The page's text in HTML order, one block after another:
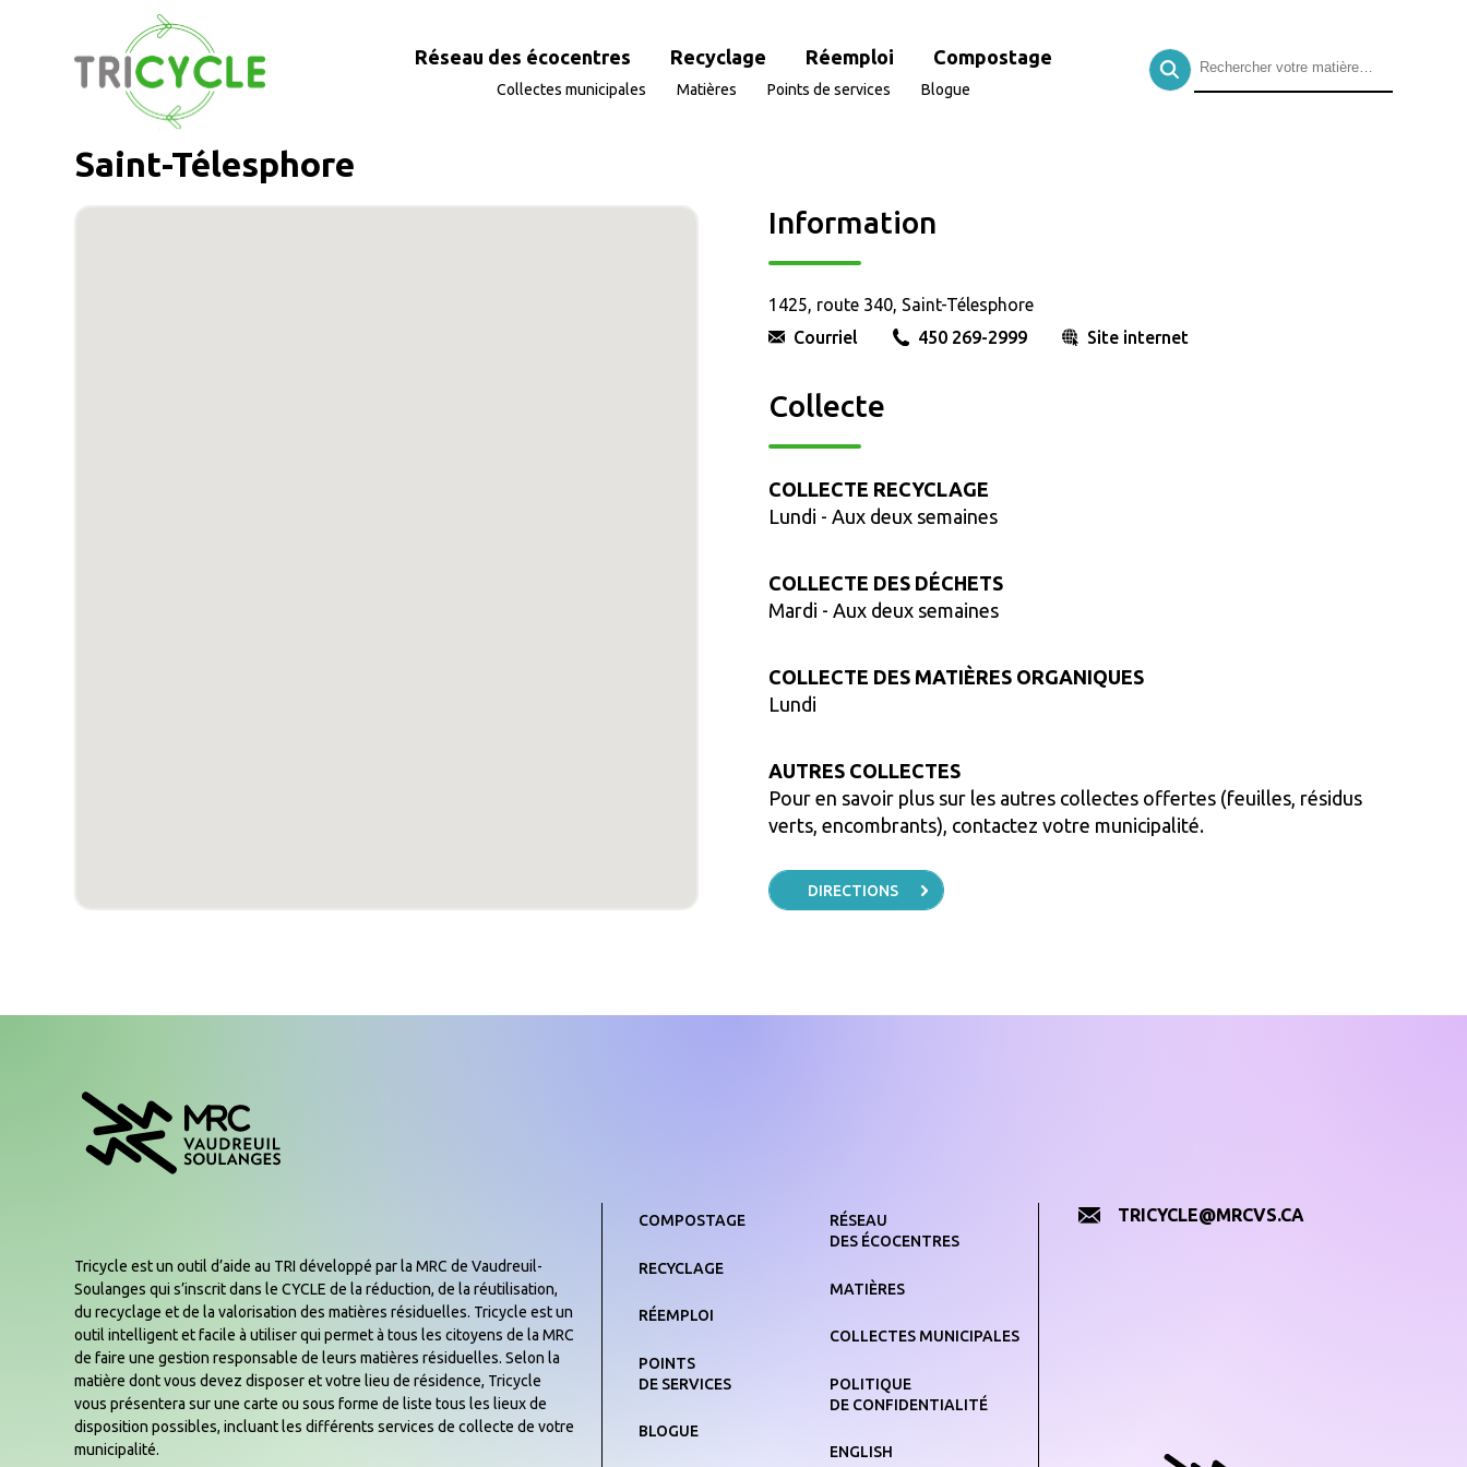
Réseau des écocentres Recyclage Réemploi Compostage
Collectes municipales Matières Points de services Blogue
Saint-Télesphore
Information
1425, route 340, Saint-Télesphore
Courriel
450 269-2999 Site internet
Collecte
COLLECTE RECYCLAGE
Lundi - Aux deux semaines
COLLECTE DES DÉCHETS
Mardi - Aux deux semaines
COLLECTE DES MATIÈRES ORGANIQUES
Lundi
AUTRES COLLECTES
Pour en savoir plus sur les autres collectes offertes (feuilles, résidus
verts, encombrants), contactez votre municipalité.
DIRECTIONS
Tricycle est un outil d’aide au TRI développé par la MRC de Vaudreuil-
Soulanges qui s’inscrit dans le CYCLE de la réduction, de la réutilisation,
du recyclage et de la valorisation des matières résiduelles. Tricycle est un
outil intelligent et facile à utiliser qui permet à tous les citoyens de la MRC
de faire une gestion responsable de leurs matières résiduelles. Selon la
matière dont vous devez disposer et votre lieu de résidence, Tricycle
vous présentera sur une carte ou sous forme de liste tous les lieux de
disposition possibles, incluant les différents services de collecte de votre
municipalité.
COMPOSTAGE
RECYCLAGE
RÉEMPLOI
POINTS
DE SERVICES
BLOGUE
RÉSEAU
DES ÉCOCENTRES
MATIÈRES
COLLECTES MUNICIPALES
POLITIQUE
DE CONFIDENTIALITÉ
ENGLISH
TRICYCLE@MRCVS.CA